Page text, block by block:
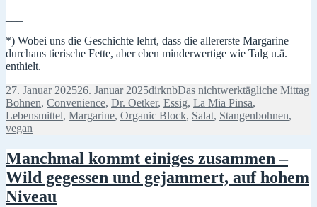
*) Wobei uns die Geschichte lehrt, dass die allererste Margarine
durchaus tierische Fette, aber eben minderwertige wie Talg u.ä.
enthielt.
Veröffentlicht
am
27. Januar 202526. Januar 2025Autor
dirknbKategorien
Das nichtwerktägliche Mittag
Bohnen, Convenience, Dr. Oetker, Essig, La Mia Pinsa,
Lebensmittel, Margarine, Organic Block, Salat, Stangenbohnen,
vegan
Manchmal kommt einiges zusammen –
Wild gegessen und gejammert, auf hohem
Niveau